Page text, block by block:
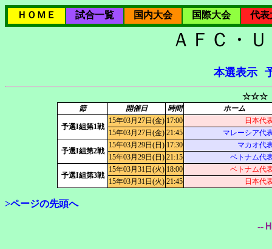
ＨＯＭＥ 試合一覧 国内大会 国際大会 代表
ＡＦＣ・
本選表示
☆☆☆
節 開催日 時間 ホーム
予選I組第1戦
15年03月27日(金) 17:00
日本代
15年03月27日(金) 21:45 マレーシア代
予選I組第2戦
15年03月29日(日) 17:30
マカオ代
15年03月29日(日) 21:15 ベトナム代
予選I組第3戦
15年03月31日(火) 18:00
ベトナム代
15年03月31日(火) 21:45 日本代
>ページの先頭へ
--